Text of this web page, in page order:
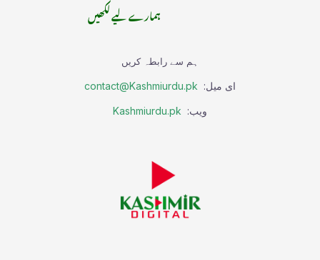
ہمارے لیے لکھیں
ہم سے رابطہ کریں
ای میل: contact@Kashmiurdu.pk
ویب: Kashmiurdu.pk